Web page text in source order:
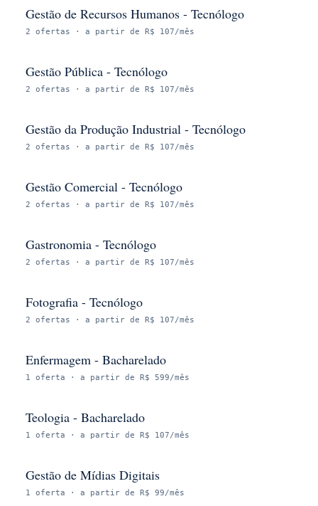
Gestão de Recursos Humanos - Tecnólogo
2 ofertas · a partir de R$ 107/mês
Gestão Pública - Tecnólogo
2 ofertas · a partir de R$ 107/mês
Gestão da Produção Industrial - Tecnólogo
2 ofertas · a partir de R$ 107/mês
Gestão Comercial - Tecnólogo
2 ofertas · a partir de R$ 107/mês
Gastronomia - Tecnólogo
2 ofertas · a partir de R$ 107/mês
Fotografia - Tecnólogo
2 ofertas · a partir de R$ 107/mês
Enfermagem - Bacharelado
1 oferta · a partir de R$ 599/mês
Teologia - Bacharelado
1 oferta · a partir de R$ 107/mês
Gestão de Mídias Digitais
1 oferta · a partir de R$ 99/mês